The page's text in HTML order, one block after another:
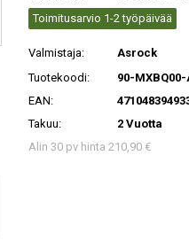
Toimitusarvio 1-2 työpäivää
Valmistaja:
Asrock
Tuotekoodi:
90-MXBQ00-
EAN:
Takuu:
2 Vuotta
Alin 30 pv hinta 210,90 €